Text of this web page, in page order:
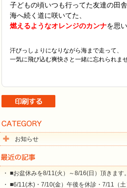
子どもの頃いつも行ってた友達の田舎
海へ続く道に咲いてた、
燃えるようなオレンジのカンナを思
汗びっしょりになりながら海まで走って、
一気に飛び込む爽快さと一緒に忘れられま
お知らせ
・ ■お盆休みを8/11(火）～8/16(日）頂きます。
・ ■6/11(木)・7/10(金）午後を休診・7/11（土